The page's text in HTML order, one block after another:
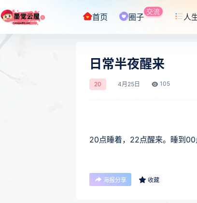
首页 圈子
交流
人
日常半夜醒来
20 4月 25日 105
20点睡着，22点醒来。睡到
海报分享 收藏